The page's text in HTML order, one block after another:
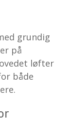
grundig
på
løfter
både